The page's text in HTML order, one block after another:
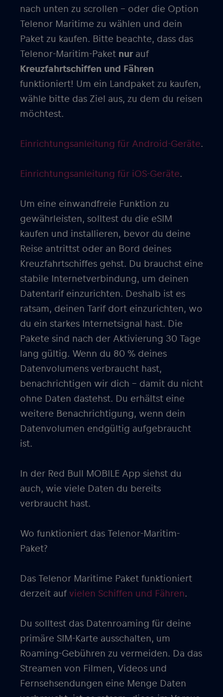
nach unten zu scrollen – oder die Option
Telenor Maritime zu wählen und dein
Paket zu kaufen. Bitte beachte, dass das
Telenor-Maritim-Paket nur auf
Kreuzfahrtschiffen und Fähren
funktioniert! Um ein Landpaket zu kaufen,
wähle bitte das Ziel aus, zu dem du reisen
möchtest.
Einrichtungsanleitung für Android-Geräte.
Einrichtungsanleitung für iOS-Geräte.
Um eine einwandfreie Funktion zu
gewährleisten, solltest du die eSIM
kaufen und installieren, bevor du deine
Reise antrittst oder an Bord deines
Kreuzfahrtschiffes gehst. Du brauchst eine
stabile Internetverbindung, um deinen
Datentarif einzurichten. Deshalb ist es
ratsam, deinen Tarif dort einzurichten, wo
du ein starkes Internetsignal hast. Die
Pakete sind nach der Aktivierung 30 Tage
lang gültig. Wenn du 80 % deines
Datenvolumens verbraucht hast,
benachrichtigen wir dich – damit du nicht
ohne Daten dastehst. Du erhältst eine
weitere Benachrichtigung, wenn dein
Datenvolumen endgültig aufgebraucht
ist.
In der Red Bull MOBILE App siehst du
auch, wie viele Daten du bereits
verbraucht hast.
Wo funktioniert das Telenor-Maritim-
Paket?
Das Telenor Maritime Paket funktioniert
derzeit auf vielen Schiffen und Fähren.
Du solltest das Datenroaming für deine
primäre SIM-Karte ausschalten, um
Roaming-Gebühren zu vermeiden. Da das
Streamen von Filmen, Videos und
Fernsehsendungen eine Menge Daten